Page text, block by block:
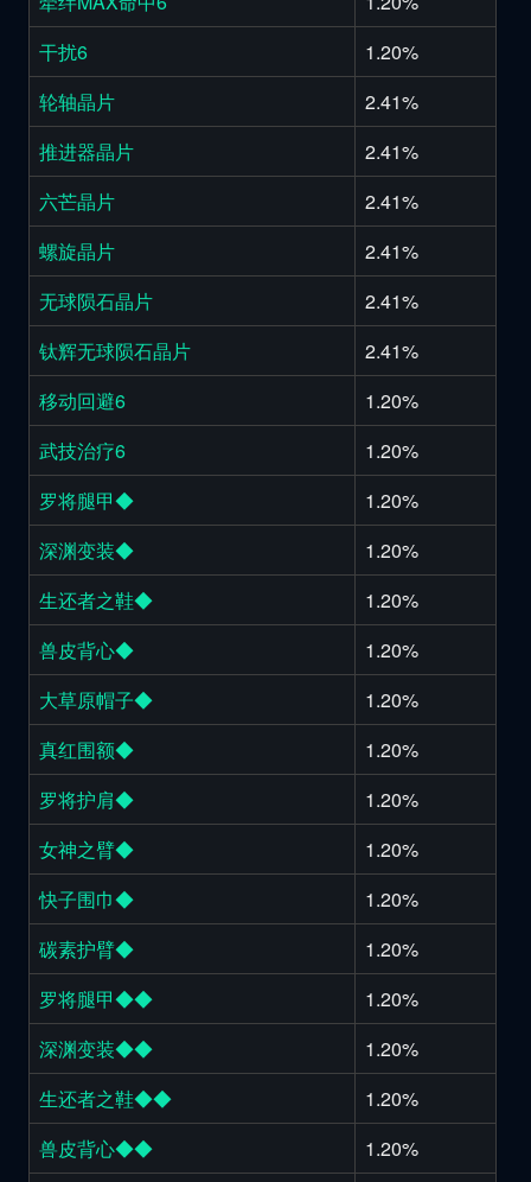
干扰6
1.20%
轮轴晶片
2.41%
推进器晶片
2.41%
六芒晶片
2.41%
螺旋晶片
2.41%
无球陨石晶片
2.41%
钛辉无球陨石晶片
2.41%
移动回避6
1.20%
武技治疗6
1.20%
罗将腿甲◆
1.20%
深渊变装◆
1.20%
生还者之鞋◆
1.20%
兽皮背心◆
1.20%
大草原帽子◆
1.20%
真红围额◆
1.20%
罗将护肩◆
1.20%
女神之臂◆
1.20%
快子围巾◆
1.20%
碳素护臂◆
1.20%
罗将腿甲◆◆
1.20%
深渊变装◆◆
1.20%
生还者之鞋◆◆
1.20%
兽皮背心◆◆
1.20%